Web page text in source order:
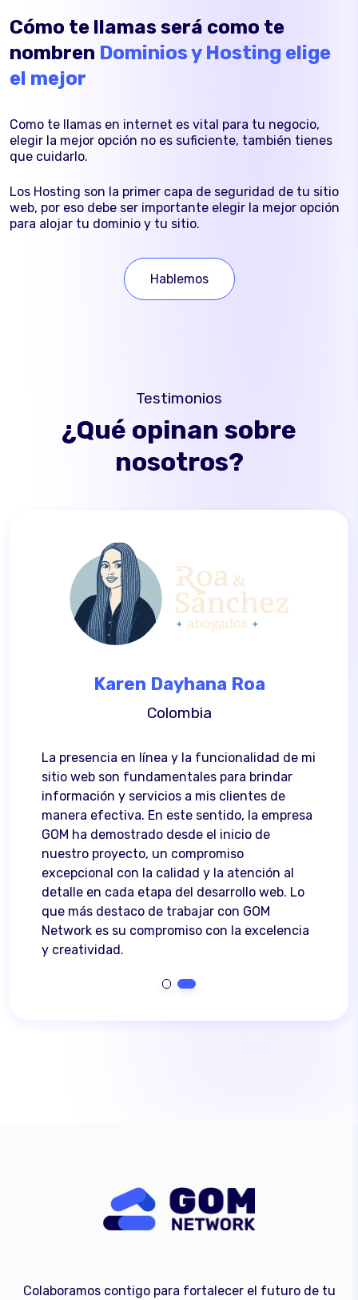
Cómo te llamas será como te
nombren Dominios y Hosting elige
el mejor
Como te llamas en internet es vital para tu negocio,
elegir la mejor opción no es suficiente, también tienes
que cuidarlo.
Los Hosting son la primer capa de seguridad de tu sitio
web, por eso debe ser importante elegir la mejor opción
para alojar tu dominio y tu sitio.
Hablemos
Testimonios
¿Qué opinan sobre
nosotros?
Karen Dayhana Roa
Colombia
La presencia en línea y la funcionalidad de mi
sitio web son fundamentales para brindar
información y servicios a mis clientes de
manera efectiva. En este sentido, la empresa
GOM ha demostrado desde el inicio de
nuestro proyecto, un compromiso
excepcional con la calidad y la atención al
detalle en cada etapa del desarrollo web. Lo
que más destaco de trabajar con GOM
Network es su compromiso con la excelencia
y creatividad.
Colaboramos contigo para fortalecer el futuro de tu